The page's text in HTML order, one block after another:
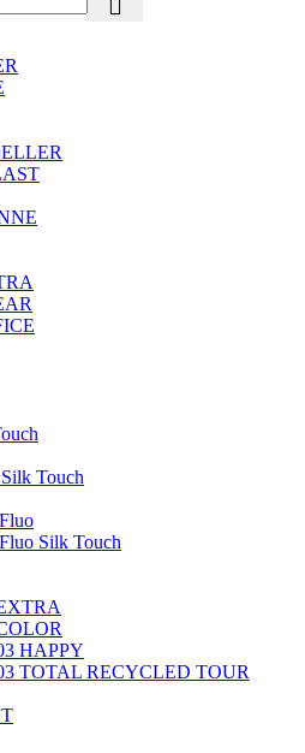
Touch
Silk Touch
HAPPY
TOTAL RECYCLED TOUR